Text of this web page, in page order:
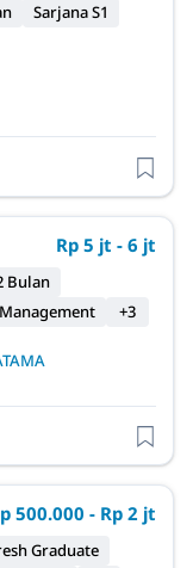
Sarjana S1
Rp 5 jt - 6 jt
Bulan
+3
500.000 - Rp 2 jt
Graduate